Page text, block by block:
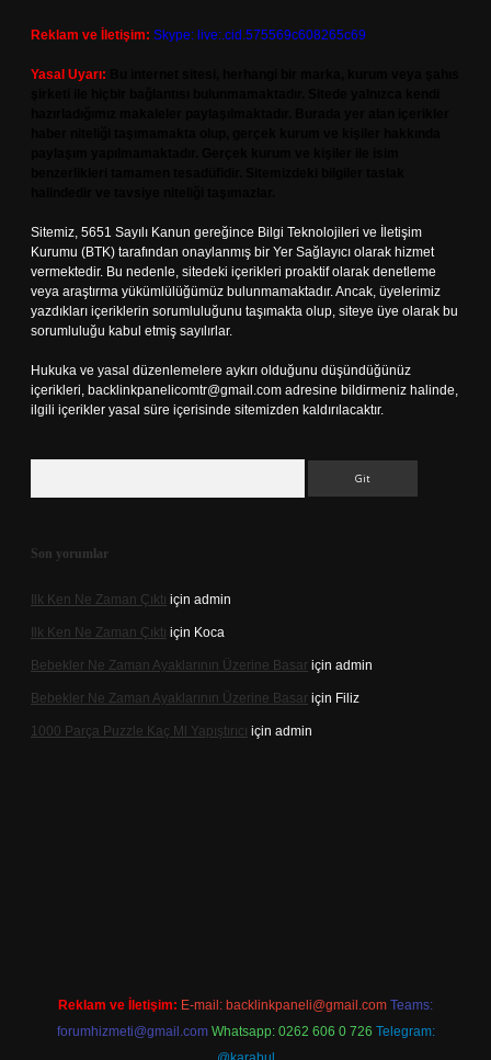
Reklam ve İletişim: Skype: live:.cid.575569c608265c69
Yasal Uyarı:
Sitemiz, 5651 Sayılı Kanun gereğince Bilgi Teknolojileri ve İletişim
Kurumu (BTK) tarafından onaylanmış bir Yer Sağlayıcı olarak hizmet
vermektedir. Bu nedenle, sitedeki içerikleri proaktif olarak denetleme
veya araştırma yükümlülüğümüz bulunmamaktadır. Ancak, üyelerimiz
yazdıkları içeriklerin sorumluluğunu taşımakta olup, siteye üye olarak bu
sorumluluğu kabul etmiş sayılırlar.
Hukuka ve yasal düzenlemelere aykırı olduğunu düşündüğünüz
içerikleri, backlinkpanelicomtr@gmail.com adresine bildirmeniz halinde,
ilgili içerikler yasal süre içerisinde sitemizden kaldırılacaktır.
Son yorumlar
Ilk Ken Ne Zaman Çıktı için admin
Ilk Ken Ne Zaman Çıktı için Koca
Bebekler Ne Zaman Ayaklarının Üzerine Basar için admin
Bebekler Ne Zaman Ayaklarının Üzerine Basar için Filiz
1000 Parça Puzzle Kaç Ml Yapıştırıcı için admin
Reklam ve İletişim: E-mail: backlinkpaneli@gmail.com Teams:
forumhizmeti@gmail.com Whatsapp: 0262 606 0 726 Telegram: